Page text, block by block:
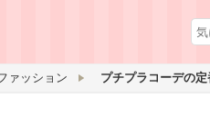
ァッション